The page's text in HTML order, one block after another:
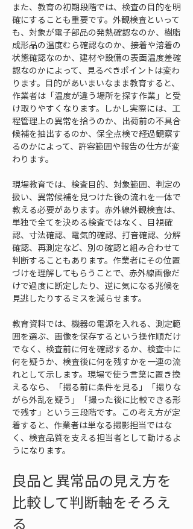
また、教育の初期段階では、検査の目的を明
確にすることも重要です。外観検査といって
も、対象が電子部品の発熱確認なのか、樹脂
成形品の温度むら確認なのか、接着や溶着の
状態確認なのか、建材や設備の表面温度差確
認なのかによって、見るべきポイントは変わ
ります。目的があいまいなまま教育すると、
作業者は「温度が違う場所を探す作業」と受
け取りやすくなります。しかし実際には、工
程管理上の異常を拾うのか、出荷前の不具合
候補を抽出するのか、保全点検で経過観察す
るのかによって、許容範囲や報告の仕方が変
わります。
現場教育では、検査目的、対象範囲、判定の
扱い、異常候補を見つけた後の流れを一体で
教える必要があります。赤外線外観検査は、
単独で全てを決める検査ではなく、目視確
認、寸法確認、電気的確認、打音確認、分解
確認、再測定など、別の確認と組み合わせて
判断することもあります。作業者にその位置
づけを理解してもらうことで、赤外線画像だ
けで過度に断定したり、逆に気になる兆候を
見逃したりするミスを減らせます。
教育資料では、機器の電源を入れる、測定範
囲を選ぶ、画像を保存するという操作順だけ
でなく、検査前に何を確認するか、検査中に
何を疑うか、検査後に何を残すかを一連の流
れとして示します。現場で使う言葉に置き換
えるなら、「撮る前に条件を見る」「撮りな
がら外乱を疑う」「撮った後に比較できる形
で残す」という三段階です。この考え方が定
着すると、作業者は単なる撮影担当ではな
く、検査品質を支える担当者として動けるよ
うになります。
良品と異常品の見え方を
比較して判断軸をそろえ
る